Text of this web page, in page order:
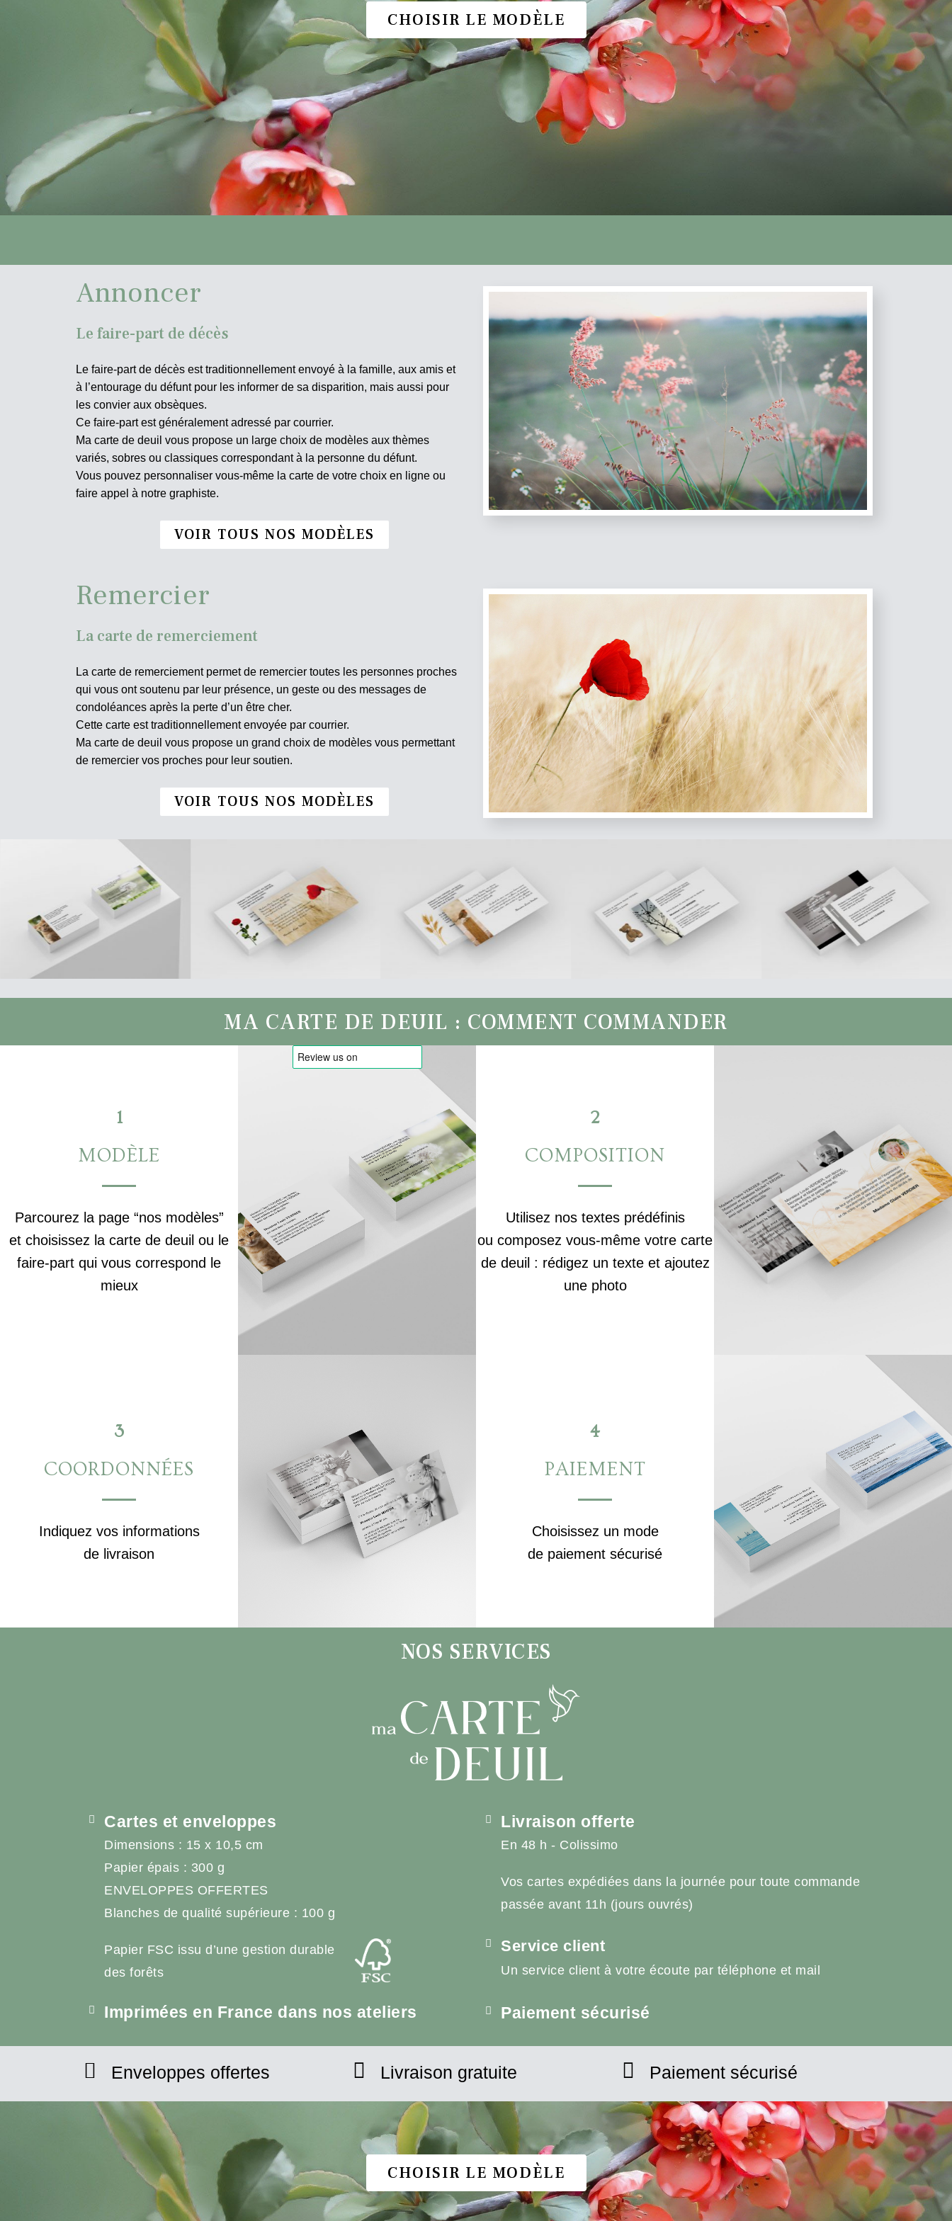
CHOISIR LE MODÈLE
Annoncer
Le faire-part de décès
Le faire-part de décès est traditionnellement envoyé à la famille, aux amis et
à l’entourage du défunt pour les informer de sa disparition, mais aussi pour
les convier aux obsèques.
Ce faire-part est généralement adressé par courrier.
Ma carte de deuil vous propose un large choix de modèles aux thèmes
variés, sobres ou classiques correspondant à la personne du défunt.
Vous pouvez personnaliser vous-même la carte de votre choix en ligne ou
faire appel à notre graphiste.
VOIR TOUS NOS MODÈLES
Remercier
La carte de remerciement
La carte de remerciement permet de remercier toutes les personnes proches
qui vous ont soutenu par leur présence, un geste ou des messages de
condoléances après la perte d’un être cher.
Cette carte est traditionnellement envoyée par courrier.
Ma carte de deuil vous propose un grand choix de modèles vous permettant
de remercier vos proches pour leur soutien.
VOIR TOUS NOS MODÈLES
MA CARTE DE DEUIL : COMMENT COMMANDER
1
MODÈLE
Parcourez la page “nos modèles”
et choisissez la carte de deuil ou le
faire-part qui vous correspond le
mieux
2
COMPOSITION
Utilisez nos textes prédéfinis
ou composez vous-même votre carte
de deuil : rédigez un texte et ajoutez
une photo
3
COORDONNÉES
Indiquez vos informations
de livraison
4
PAIEMENT
Choisissez un mode
de paiement sécurisé
NOS SERVICES
Cartes et enveloppes
Dimensions : 15 x 10,5 cm
Papier épais : 300 g
ENVELOPPES OFFERTES
Blanches de qualité supérieure : 100 g
Papier FSC issu d’une gestion durable
des forêts
Imprimées en France dans nos ateliers
Livraison offerte
En 48 h - Colissimo
Vos cartes expédiées dans la journée pour toute commande
passée avant 11h (jours ouvrés)
Service client
Un service client à votre écoute par téléphone et mail
Paiement sécurisé
Enveloppes offertes Livraison gratuite Paiement sécurisé
CHOISIR LE MODÈLE